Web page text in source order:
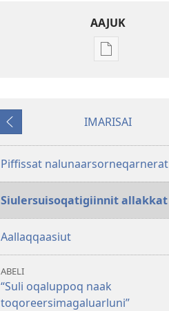
AAJUK
Atuagassanik
maliguk
Siulia
IMARISAI
Piffissat nalunaarsorneqarnerat
Siulersuisoqatigiinnit allakkat
Aallaqqaasiut
ABELI
“Suli oqaluppoq naak
toqoreersimagaluarluni”